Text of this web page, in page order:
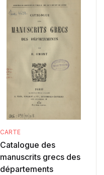
CARTE
Catalogue des
manuscrits grecs des
départements